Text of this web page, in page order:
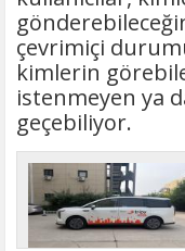
çevrimiçi
kimlerin
istenmeyen ya
geçebiliyor.